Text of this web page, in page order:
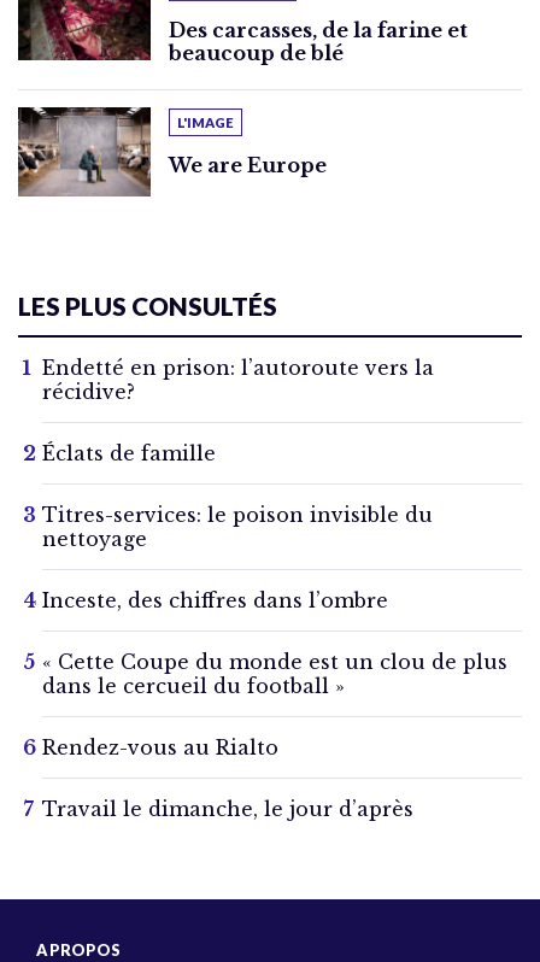
Des carcasses, de la farine et
beaucoup de blé
L'IMAGE
We are Europe
LES PLUS CONSULTÉS
Endetté en prison: l’autoroute vers la
récidive?
Éclats de famille
Titres-services: le poison invisible du
nettoyage
Inceste, des chiffres dans l’ombre
« Cette Coupe du monde est un clou de plus
dans le cercueil du football »
Rendez-vous au Rialto
Travail le dimanche, le jour d’après
A PROPOS